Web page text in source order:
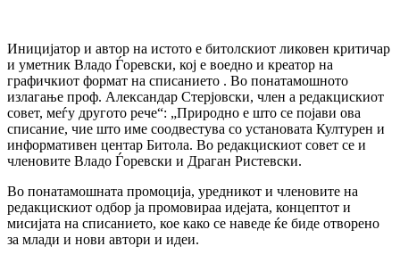
Иницијатор и автор на истото е битолскиот ликовен критичар
и уметник Владо Ѓоревски, кој е воедно и креатор на
графичкиот формат на списанието . Во понатамошното
излагање проф. Александар Стерјовски, член а редакцискиот
совет, меѓу другото рече“: „Природно е што се појави ова
списание, чие што име соодвестува со установата Културен и
информативен центар Битола. Во редакцискиот совет се и
членовите Владо Ѓоревски и Драган Ристевски.
Во понатамошната промоција, уредникот и членовите на
редакцискиот одбор ја промовираа идејата, концептот и
мисијата на списанието, кое како се наведе ќе биде отворено
за млади и нови автори и идеи.